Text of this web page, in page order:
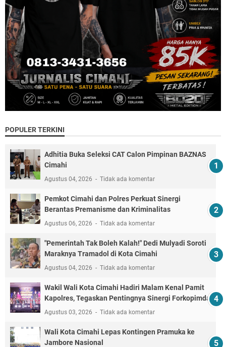
POPULER TERKINI
Adhitia Buka Seleksi CAT Calon Pimpinan BAZNAS
Cimahi
Agustus 04, 2026 Tidak ada komentar
Pemkot Cimahi dan Polres Perkuat Sinergi
Berantas Premanisme dan Kriminalitas
Agustus 06, 2026 Tidak ada komentar
"Pemerintah Tak Boleh Kalah!" Dedi Mulyadi Soroti
Maraknya Tramadol di Kota Cimahi
Agustus 04, 2026 Tidak ada komentar
Wakil Wali Kota Cimahi Hadiri Malam Kenal Pamit
Kapolres, Tegaskan Pentingnya Sinergi Forkopimda
Agustus 03, 2026 Tidak ada komentar
Wali Kota Cimahi Lepas Kontingen Pramuka ke
Jambore Nasional